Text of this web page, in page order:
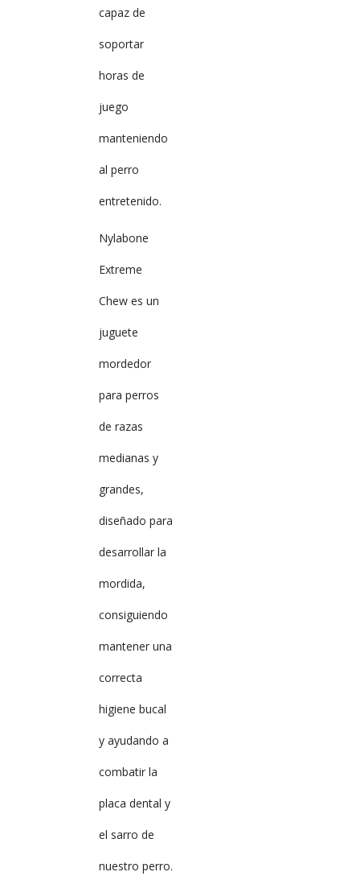
capaz de
soportar
horas de
juego
manteniendo
al perro
entretenido.
Nylabone
Extreme
Chew es un
juguete
mordedor
para perros
de razas
medianas y
grandes,
diseñado para
desarrollar la
mordida,
consiguiendo
mantener una
correcta
higiene bucal
y ayudando a
combatir la
placa dental y
el sarro de
nuestro perro.